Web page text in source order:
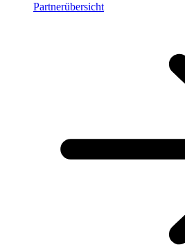
Partnerübersicht